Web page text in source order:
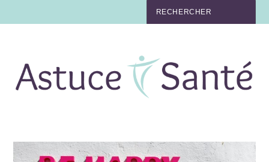
TABAC